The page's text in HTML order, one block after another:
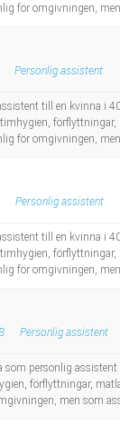
för omgivningen,
Personlig assistent
till en kvinna i
för omgivningen,
Personlig assistent
till en kvinna i
för omgivningen,
Personlig assistent
som personlig
förflyttningar,
men som